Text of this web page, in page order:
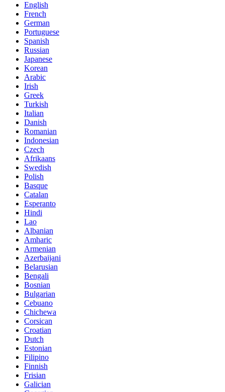
English
French
German
Portuguese
Spanish
Russian
Japanese
Korean
Arabic
Irish
Greek
Turkish
Italian
Danish
Romanian
Indonesian
Czech
Afrikaans
Swedish
Polish
Basque
Catalan
Esperanto
Hindi
Lao
Albanian
Amharic
Armenian
Azerbaijani
Belarusian
Bengali
Bosnian
Bulgarian
Cebuano
Chichewa
Corsican
Croatian
Dutch
Estonian
Filipino
Finnish
Frisian
Galician